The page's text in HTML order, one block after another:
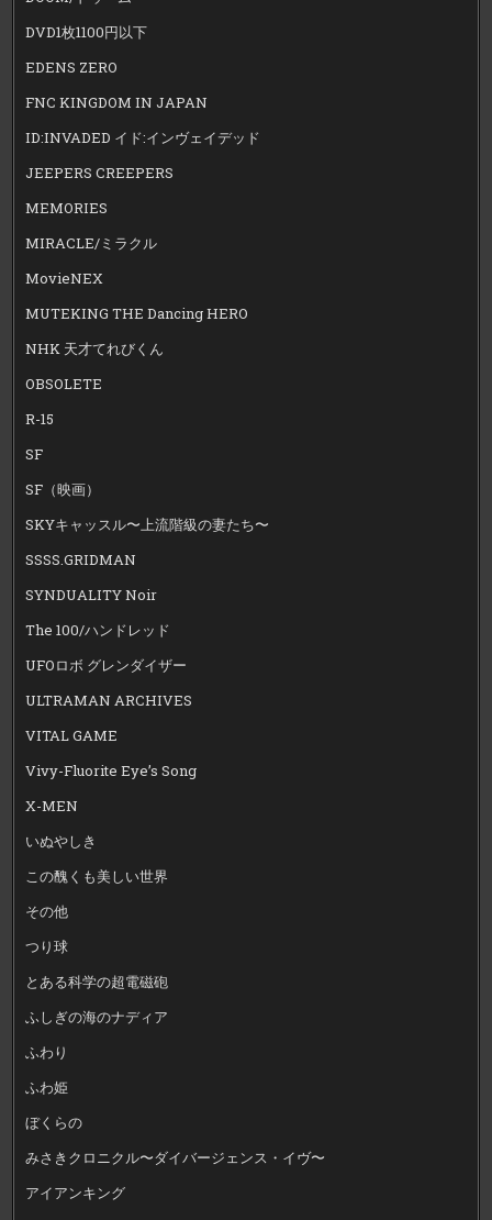
DVD1枚1100円以下
EDENS ZERO
FNC KINGDOM IN JAPAN
ID:INVADED イド:インヴェイデッド
JEEPERS CREEPERS
MEMORIES
MIRACLE/ミラクル
MovieNEX
MUTEKING THE Dancing HERO
NHK 天才てれびくん
OBSOLETE
R-15
SF
SF（映画）
SKYキャッスル〜上流階級の妻たち〜
SSSS.GRIDMAN
SYNDUALITY Noir
The 100/ハンドレッド
UFOロボ グレンダイザー
ULTRAMAN ARCHIVES
VITAL GAME
Vivy-Fluorite Eye’s Song
X-MEN
いぬやしき
この醜くも美しい世界
その他
つり球
とある科学の超電磁砲
ふしぎの海のナディア
ふわり
ふわ姫
ぼくらの
みさきクロニクル〜ダイバージェンス・イヴ〜
アイアンキング